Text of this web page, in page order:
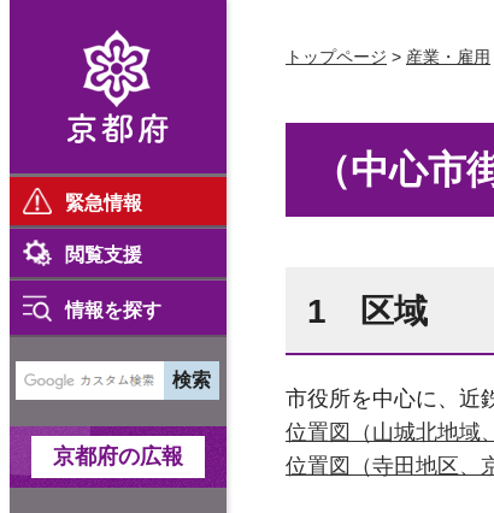
緊急情報
閲覧支援
情報を探す
京都府の広報
トップページ > 産業・雇用
（中心
1 区域
市役所を中心に、近
位置図（山城北地域
位置図（寺田地区、